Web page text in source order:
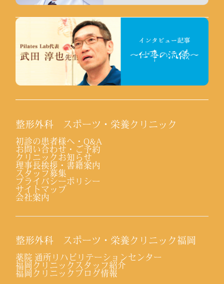
整形外科 スポーツ・栄養クリニック
初診の患者様へ・Q&A
お問い合わせ・ご予約
クリニックお知らせ
理事長挨拶・書籍案内
スタッフ募集
プライバシーポリシー
サイトマップ
会社案内
整形外科 スポーツ・栄養クリニック福岡
薬院 通所リハビリテーションセンター
福岡クリニックスタッフ紹介
福岡クリニックブログ情報